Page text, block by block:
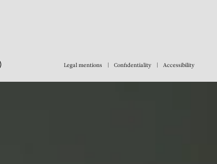
Legal mentions Confidentiality Accessibility